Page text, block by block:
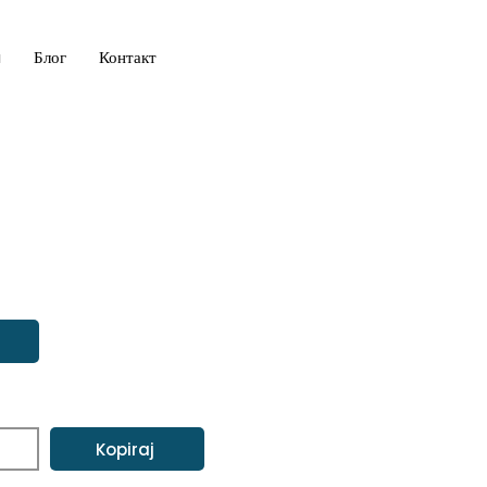
Блог Контакт
Kopiraj